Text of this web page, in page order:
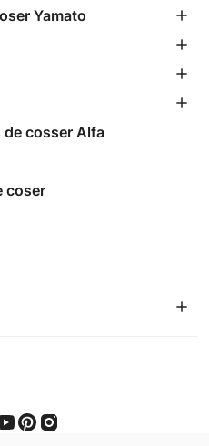
Yamato
de cosser Alfa
coser